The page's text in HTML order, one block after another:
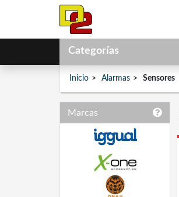
Categorías
Inicio Alarmas Sensores
Marcas